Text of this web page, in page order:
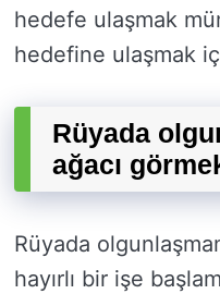
hedefe ulaşmak
hedefine ulaşmak
Rüyada
ağacı
Rüyada
hayırlı bir işe